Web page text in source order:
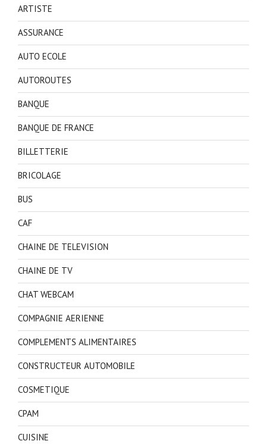
ARTISTE
ASSURANCE
AUTO ECOLE
AUTOROUTES
BANQUE
BANQUE DE FRANCE
BILLETTERIE
BRICOLAGE
BUS
CAF
CHAINE DE TELEVISION
CHAINE DE TV
CHAT WEBCAM
COMPAGNIE AERIENNE
COMPLEMENTS ALIMENTAIRES
CONSTRUCTEUR AUTOMOBILE
COSMETIQUE
CPAM
CUISINE